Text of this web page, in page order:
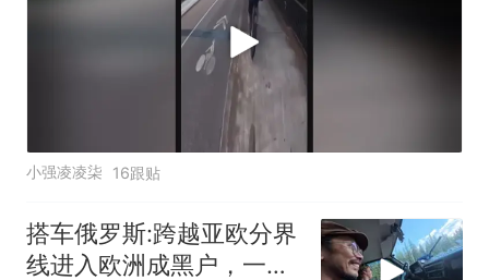
小强凌凌柒 16跟贴
搭车俄罗斯:跨越亚欧分界
线进入欧洲成黑户，一路